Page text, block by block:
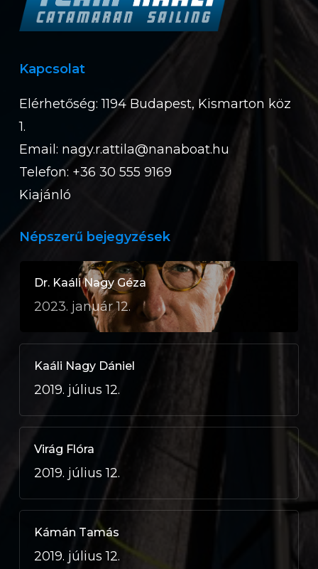
Kapcsolat
Elérhetőség: 1194 Budapest, Kismarton köz
1.
Email: nagy.r.attila@nanaboat.hu
Telefon: +36 30 555 9169
Kiajánló
Népszerű bejegyzések
Dr. Kaáli Nagy Géza
2023. január 12.
Kaáli Nagy Dániel
2019. július 12.
Virág Flóra
2019. július 12.
Kámán Tamás
2019. július 12.